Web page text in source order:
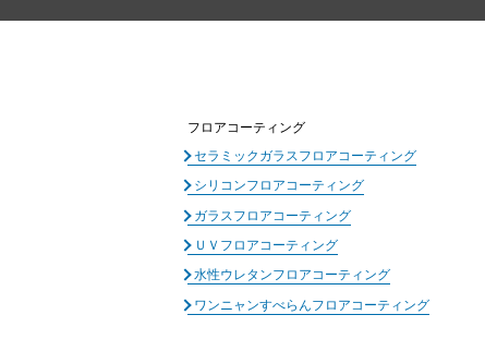
フロアコーティング
セラミックガラスフロアコーティング
シリコンフロアコーティング
ガラスフロアコーティング
ＵＶフロアコーティング
水性ウレタンフロアコーティング
ワンニャンすべらんフロアコーティング